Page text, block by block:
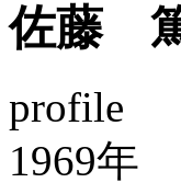
佐藤
profile
1969年